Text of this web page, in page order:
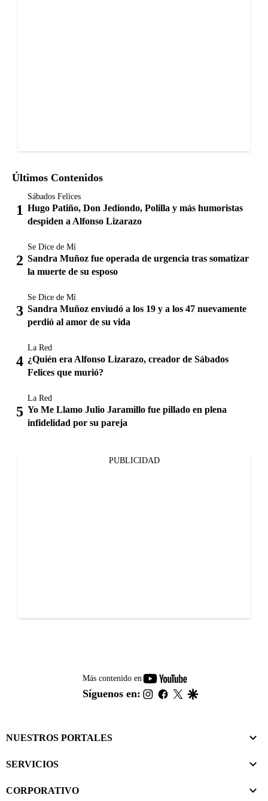
Últimos Contenidos
Sábados Felices
Hugo Patiño, Don Jediondo, Polilla y más humoristas
despiden a Alfonso Lizarazo
Se Dice de Mí
Sandra Muñoz fue operada de urgencia tras somatizar
la muerte de su esposo
Se Dice de Mí
Sandra Muñoz enviudó a los 19 y a los 47 nuevamente
perdió al amor de su vida
La Red
¿Quién era Alfonso Lizarazo, creador de Sábados
Felices que murió?
La Red
Yo Me Llamo Julio Jaramillo fue pillado en plena
infidelidad por su pareja
PUBLICIDAD
Más contenido en
youtube-
footer
Síguenos en: instagram
facebook
twitter
NUESTROS PORTALES
SERVICIOS
CORPORATIVO